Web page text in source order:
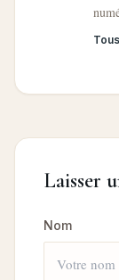
Laisser
Nom